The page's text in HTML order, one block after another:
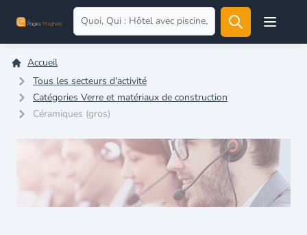
Open
Accueil
Tous les secteurs d'activité
Catégories Verre et matériaux de construction
Céramiques (gros)